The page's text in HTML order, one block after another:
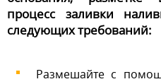
процесс заливки
следующих требований:
Размешайте с